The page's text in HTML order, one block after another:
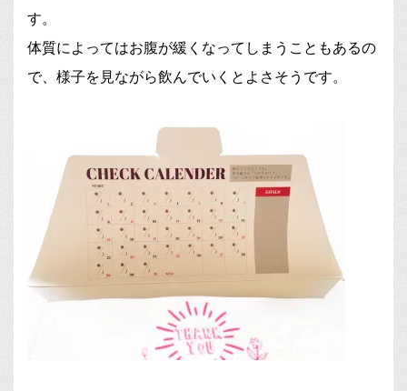
す。
体質によってはお腹が緩くなってしまうこともあるの
で、様子を見ながら飲んでいくとよさそうです。